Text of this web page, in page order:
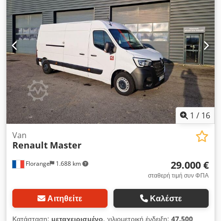
1 / 16
Florange 1.688 km
Van
Renault Master
29.000 €
σταθερή τιμή συν ΦΠΑ
Αιτηθείτε Καλέστε
Κατάσταση: μεταχειρισμένο, χιλιομετρική ένδειξη: 47.500